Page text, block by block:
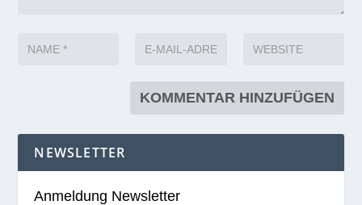
NEWSLETTER
Anmeldung Newsletter